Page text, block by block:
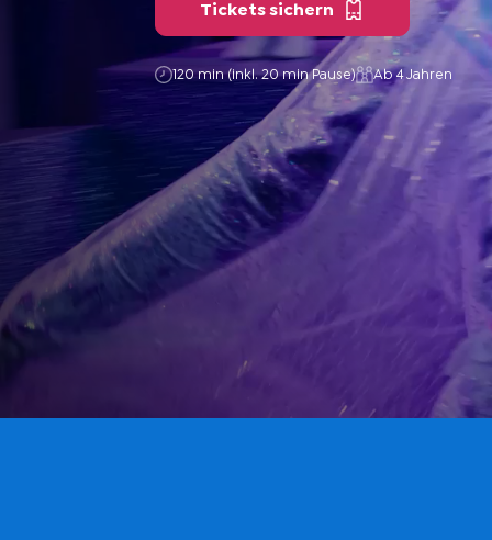
120 min (inkl. 20 min Pause) Ab 4 Jahren
Tickets sichern